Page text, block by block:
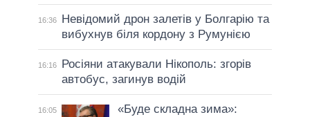
16:36
Невідомий дрон залетів у Болгарію та
вибухнув біля кордону з Румунією
16:16
Росіяни атакували Нікополь: згорів
автобус, загинув водій
16:05
«Буде складна зима»: